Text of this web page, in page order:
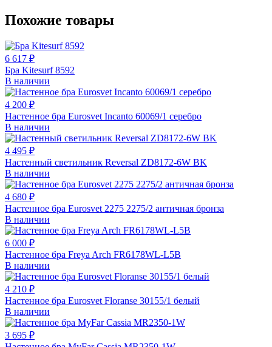
Похожие товары
6 617 ₽
Бра Kitesurf 8592
В наличии
4 200 ₽
Настенное бра Eurosvet Incanto 60069/1 серебро
В наличии
4 495 ₽
Настенный светильник Reversal ZD8172-6W BK
В наличии
4 680 ₽
Настенное бра Eurosvet 2275 2275/2 античная бронза
В наличии
6 000 ₽
Настенное бра Freya Arch FR6178WL-L5B
В наличии
4 210 ₽
Настенное бра Eurosvet Floranse 30155/1 белый
В наличии
3 695 ₽